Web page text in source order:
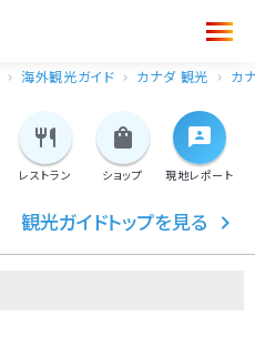
海外観光ガイド カナダ 観光 カ
レストラン ショップ 現地レポート
観光ガイドトップを見る